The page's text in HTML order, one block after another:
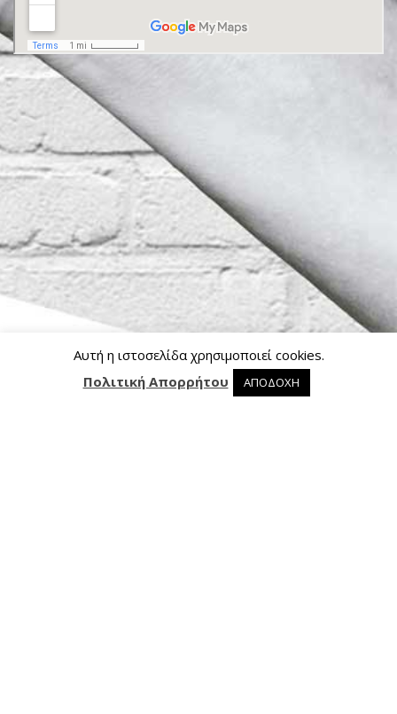
0 0 προϊόντα στο καλάθι
Αυτή η ιστοσελίδα χρησιμοποιεί cookies.
Πολιτική Απορρήτου
ΑΠΟΔΟΧΗ